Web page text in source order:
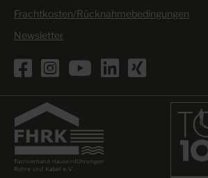
Frachtkosten/Rücknahmebedingungen
Newsletter